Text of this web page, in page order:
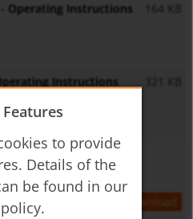
Operating Instructions
164 KB
Instructions
321 KB
- Operating Instructions
download
to provide
Details of the
be found in our